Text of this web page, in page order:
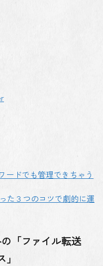
ードでも管理できちゃう
た３つのコツで劇的に運
の「ファイル転送